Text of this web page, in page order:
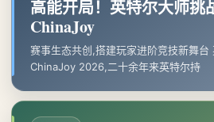
高能开局！英特尔大师挑
ChinaJoy
赛事生态共创,搭建玩家进阶竞技新舞台 英特尔携手顺网科技亮相
ChinaJoy 2026,二十余年来英特尔持